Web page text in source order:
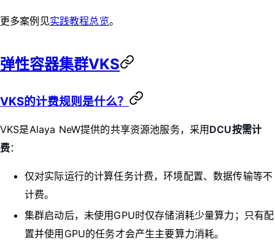
更多案例见实践教程总览。
弹性容器集群VKS
VKS的计费规则是什么？
VKS是Alaya NeW提供的共享资源池服务，采用DCU按需计
费：
仅对实际运行的计算任务计费，环境配置、数据传输等不
计费。
集群启动后，未使用GPU时仅存储消耗少量算力；只有配
置并使用GPU的任务才会产生主要算力消耗。